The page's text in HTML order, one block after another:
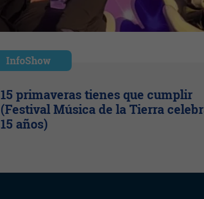
InfoShow
15 primaveras tienes que cumplir
(Festival Música de la Tierra
15 años)